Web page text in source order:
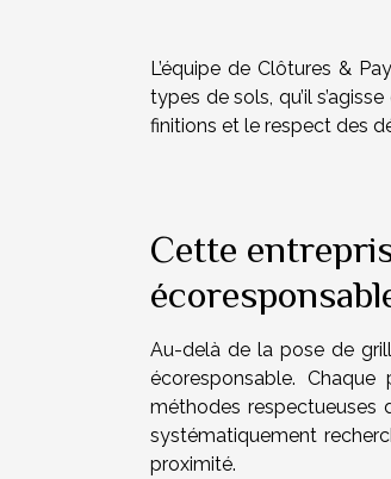
L’équipe de Clôtures &
types de sols, qu’il
finitions et le respect des
Cette
Au-delà de la pose de
écoresponsable.
méthodes
systématiquement
proximité.